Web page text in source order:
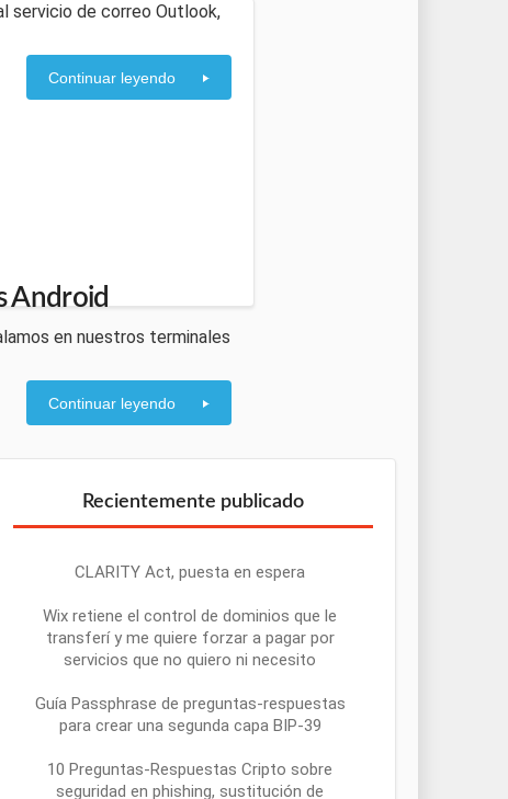
servicio de correo Outlook,
Continuar leyendo
Android
en nuestros terminales
Continuar leyendo
Recientemente publicado
CLARITY Act, puesta en espera
Wix retiene el control de dominios que le
transferí y me quiere forzar a pagar por
servicios que no quiero ni necesito
Guía Passphrase de preguntas-respuestas
para crear una segunda capa BIP-39
10 Preguntas-Respuestas Cripto sobre
seguridad en phishing, sustitución de